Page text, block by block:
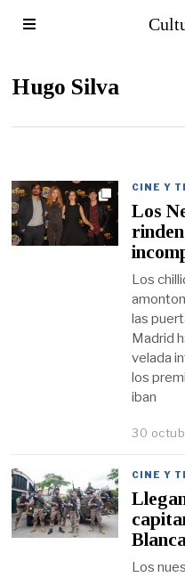
Hugo Silva
CINE Y
Los
Los
las
Madrid
velada
los
iban
30
CINE Y
Los